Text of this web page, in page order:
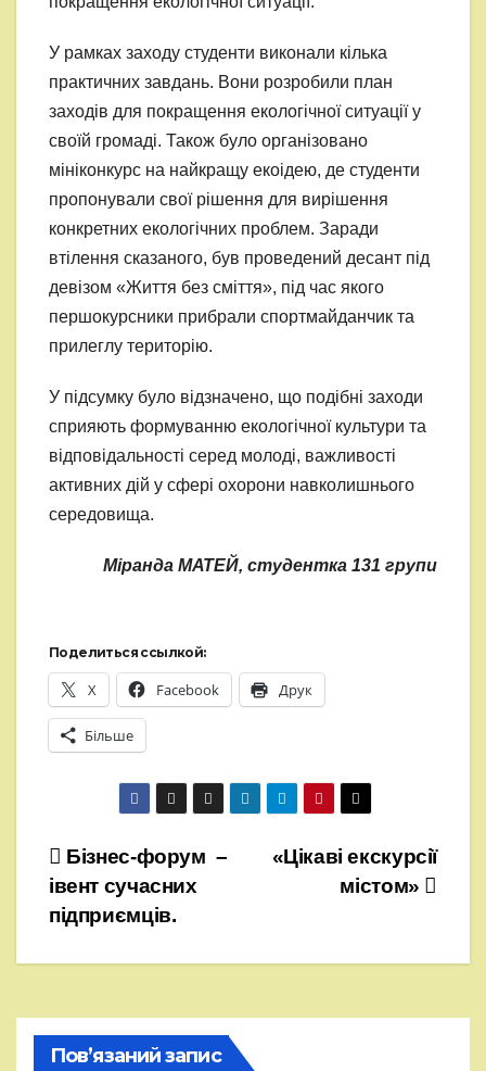
У рамках заходу студенти виконали кілька
практичних завдань. Вони розробили план
заходів для покращення екологічної ситуації у
своїй громаді. Також було організовано
мініконкурс на найкращу екоідею, де студенти
пропонували свої рішення для вирішення
конкретних екологічних проблем. Заради
втілення сказаного, був проведений десант під
девізом «Життя без сміття», під час якого
першокурсники прибрали спортмайданчик та
прилеглу територію.
У підсумку було відзначено, що подібні заходи
сприяють формуванню екологічної культури та
відповідальності серед молоді, важливості
активних дій у сфері охорони навколишнього
середовища.
Міранда МАТЕЙ, студентка 131 групи
Поделиться ссылкой:
X Facebook Друк
Більше
Навігація
записів
«Цікаві екскурсії
містом»
Бізнес-форум –
івент сучасних
підприємців.
Пов’язаний запис